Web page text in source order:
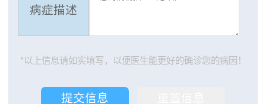
病症描述
*以上信息请如实填写，以便医生能更好的确诊您的病因！